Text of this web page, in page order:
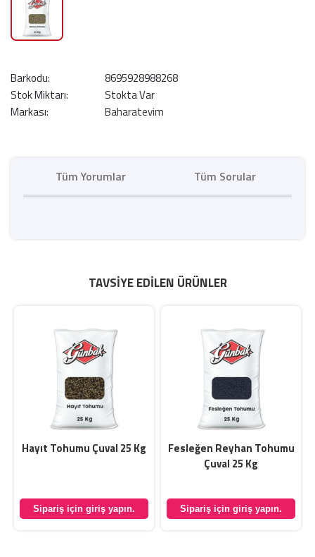
Barkodu:
8695928988268
Stok Miktarı:
Stokta Var
Markası:
Baharatevim
Tüm Yorumlar Tüm Sorular
TAVSIYE EDILEN ÜRÜNLER
Hayıt Tohumu Çuval 25 Kg
Sipariş için giriş yapın.
Fesleğen Reyhan Tohumu
Çuval 25 Kg
Sipariş için giriş yapın.